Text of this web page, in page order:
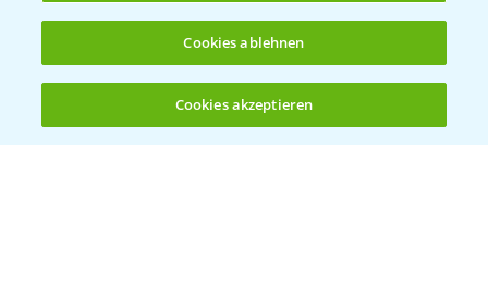
(noch 4)
Hilfe in Notfällen
+49 (0)214/30-20220
Cookies ablehnen
Cookies akzeptieren